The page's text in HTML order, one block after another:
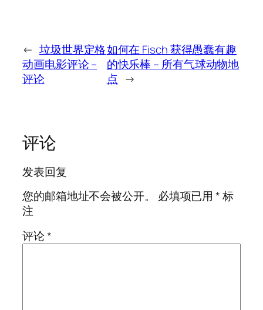
← 垃圾世界定格
动画电影评论 –
评论
如何在 Fisch 获得愚蠢有趣
的快乐棒 – 所有气球动物地
点 →
评论
发表回复
您的邮箱地址不会被公开。
必填项已用*标
注
评论*